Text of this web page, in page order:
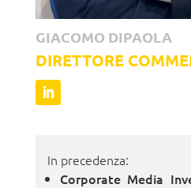
GIACOMO DIPAOLA
DIRETTORE
In precedenza:
Corporate Media